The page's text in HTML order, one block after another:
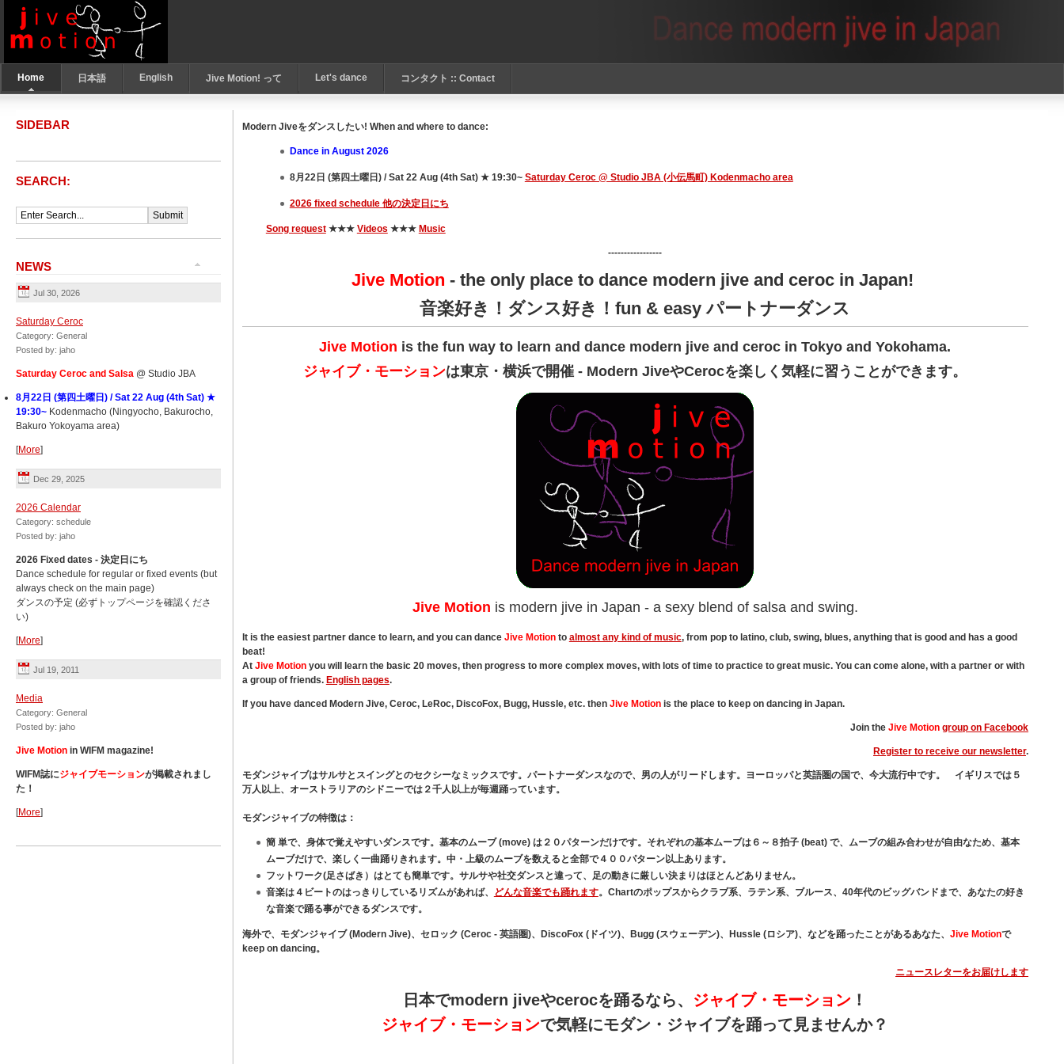
Home 日本語 English Jive Motion! って Let's dance コンタクト :: Contact
Modern Jiveをダンスしたい! When and where to dance:
Dance in August 2026
8月22日 (第四土曜日) / Sat 22 Aug (4th Sat) ★ 19:30~ Saturday Ceroc @ Studio JBA (小伝馬町) Kodenmacho area
2026 fixed schedule 他の決定日にち
Song request★★★ Videos ★★★ Music
-----------------
Jive Motion - the only place to dance modern jive and ceroc in Japan!
音楽好き！ダンス好き！fun & easy パートナーダンス
Jive Motion is the fun way to learn and dance modern jive and ceroc in Tokyo and Yokohama.
ジャイブ・モーションは東京・横浜で開催 - Modern JiveやCerocを楽しく気軽に習うことができます。
Jive Motion is modern jive in Japan - a sexy blend of salsa and swing.
It is the easiest partner dance to learn, and you can dance Jive Motionto almost any kind of music, from pop to latino, club, swing, blues, anything that is good and has a good
beat!
At Jive Motionyou will learn the basic 20 moves, then progress to more complex moves, with lots of time to practice to great music. You can come alone, with a partner or with
a group of friends. English pages.
If you have danced Modern Jive, Ceroc, LeRoc, DiscoFox, Bugg, Hussle, etc. then Jive Motionis the place to keep on dancing in Japan.
Join the Jive Motion group on Facebook
Register to receive our newsletter.
モダンジャイブはサルサとスイングとのセクシーなミックスです。パートナーダンスなので、男の人がリードします。ヨーロッパと英語圏の国で、今大流行中です。 イギリスでは５
万人以上、オーストラリアのシドニーでは２千人以上が毎週踊っています。
モダンジャイブの特徴は：
簡 単で、身体で覚えやすいダンスです。基本のムーブ (move) は２０パターンだけです。それぞれの基本ムーブは６～８拍子 (beat) で、ムーブの組み合わせが自由なため、基本
ムーブだけで、楽しく一曲踊りきれます。中・上級のムーブを数えると全部で４００パターン以上あります。
フットワーク(足さばき）はとても簡単です。サルサや社交ダンスと違って、足の動きに厳しい決まりはほとんどありません。
音楽は４ビートのはっきりしているリズムがあれば、
どんな音楽でも踊れます。Chartのポップスからクラブ系、ラテン系、ブルース、40年代のビッグバンドまで、あなたの好き
な音楽で踊る事ができるダンスです。
海外で、モダンジャイブ (Modern Jive)、セロック (Ceroc - 英語圏)、DiscoFox (ドイツ)、Bugg (スウェーデン)、Hussle (ロシア)、などを踊ったことがあるあなた、 Jive Motionで
keep on dancing。
ニュースレターをお届けします
日本でmodern jiveやcerocを踊るなら、 ジャイブ・モーション ！
ジャイブ・モーションで気軽にモダン・ジャイブを踊って見ませんか？
SIDEBAR
SEARCH:
NEWS
Jul 30, 2026
Saturday Ceroc
Category: General
Posted by: jaho
Saturday Ceroc and Salsa @ Studio JBA
8月22日 (第四土曜日) / Sat 22 Aug (4th Sat) ★
19:30~ Kodenmacho (Ningyocho, Bakurocho,
Bakuro Yokoyama area)
[More]
Dec 29, 2025
2026 Calendar
Category: schedule
Posted by: jaho
2026 Fixed dates - 決定日にち
Dance schedule for regular or fixed events (but
always check on the main page)
ダンスの予定 (必ずトップページを確認くださ
い)
[More]
Jul 19, 2011
Media
Category: General
Posted by: jaho
Jive Motion in WIFM magazine!
WIFM誌にジャイブモーションが掲載されまし
た！
[More]